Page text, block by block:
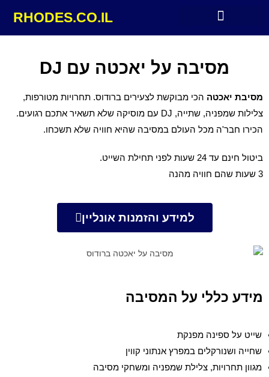
RHODES.CO.IL
מסיבה על יאכטה עם DJ
מסיבת יאכטה הכי מבוקשת לצעירים ברודוס. תחרויות מטורפות,
צלילות שמפניה, שתייה, DJ עם מוסיקה שלא תשאיר אתכם רגועים.
הכירו חבר'ה מכל העולם במסיבה שהיא חוויה שלא תשכחו.
ביטול חינם עד 24 שעות לפני תחילת השייט.
3 שעות שהם חוויה מהנה
למידע והזמנות אונליין
מידע כללי על המסיבה
שייט על ספינה מפנקת
שחייה ושנורקלים במפרץ אנתוני קווין
מגוון תחרויות, צלילת שמפניה ומשחקי מסיבה